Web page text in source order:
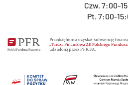
Czw. 7:00-
Pt. 7:00-